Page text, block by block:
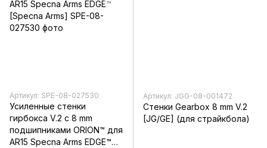
Артикул: SPE-08-027530
Усиленные стенки
гирбокса V.2 с 8 mm
подшипниками ORION™ для
AR15 Specna Arms EDGE™
Артикул: JGG-08-001472
Стенки Gearbox 8 mm V.2
[JG/GE] (для страйкбола)